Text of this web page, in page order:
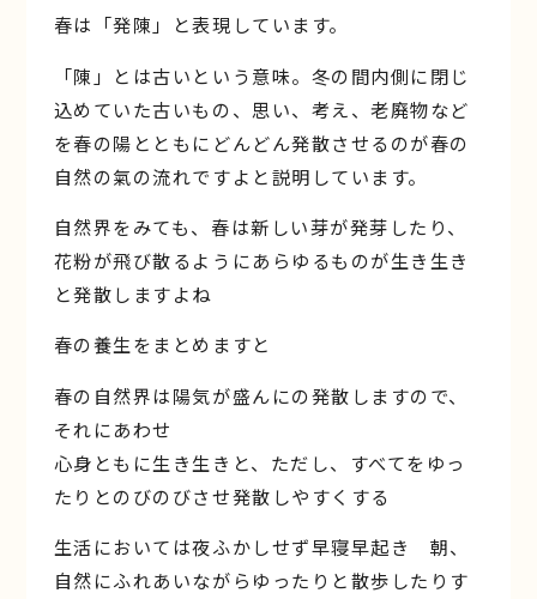
春は「発陳」と表現しています。
「陳」とは古いという意味。冬の間内側に閉じ
込めていた古いもの、思い、考え、老廃物など
を春の陽とともにどんどん発散させるのが春の
自然の氣の流れですよと説明しています。
自然界をみても、春は新しい芽が発芽したり、
花粉が飛び散るようにあらゆるものが生き生き
と発散しますよね
春の養生をまとめますと
春の自然界は陽気が盛んにの発散しますので、
それにあわせ
心身ともに生き生きと、ただし、すべてをゆっ
たりとのびのびさせ発散しやすくする
生活においては夜ふかしせず早寝早起き 朝、
自然にふれあいながらゆったりと散歩したりす